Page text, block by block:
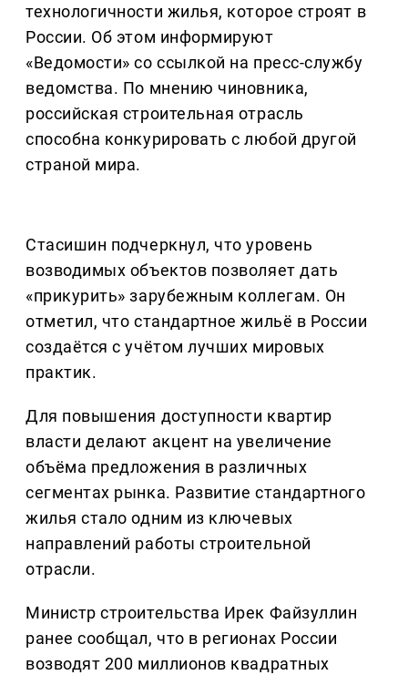
технологичности жилья, которое строят в
России. Об этом информируют
«Ведомости» со ссылкой на пресс-службу
ведомства. По мнению чиновника,
российская строительная отрасль
способна конкурировать с любой другой
страной мира.
Стасишин подчеркнул, что уровень
возводимых объектов позволяет дать
«прикурить» зарубежным коллегам. Он
отметил, что стандартное жильё в России
создаётся с учётом лучших мировых
практик.
Для повышения доступности квартир
власти делают акцент на увеличение
объёма предложения в различных
сегментах рынка. Развитие стандартного
жилья стало одним из ключевых
направлений работы строительной
отрасли.
Министр строительства Ирек Файзуллин
ранее сообщал, что в регионах России
возводят 200 миллионов квадратных